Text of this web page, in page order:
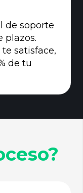
de soporte
plazos.
satisface,
de tu